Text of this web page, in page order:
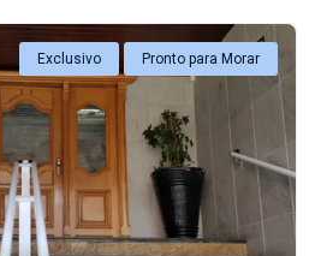
Exclusivo Pronto para Morar